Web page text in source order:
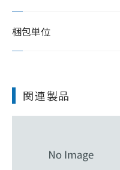
梱包単位
関連製品